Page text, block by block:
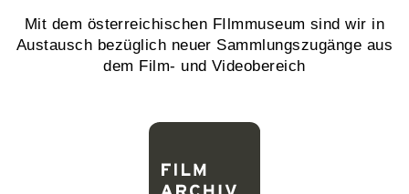
Mit dem österreichischen FIlmmuseum sind wir in
Austausch bezüglich neuer Sammlungszugänge aus
dem Film- und Videobereich